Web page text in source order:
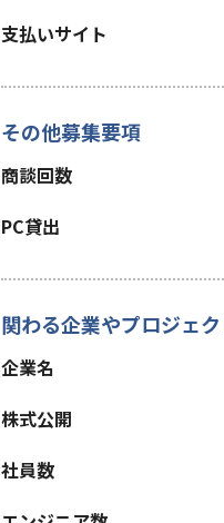
支払いサイト
その他募集要項
商談回数
PC貸出
関わる企業やプロジェ
企業名
株式公開
社員数